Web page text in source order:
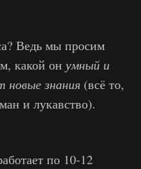
Ведь мы просим
какой он умный и
новые знания (всё то,
и лукавство).
по 10-12